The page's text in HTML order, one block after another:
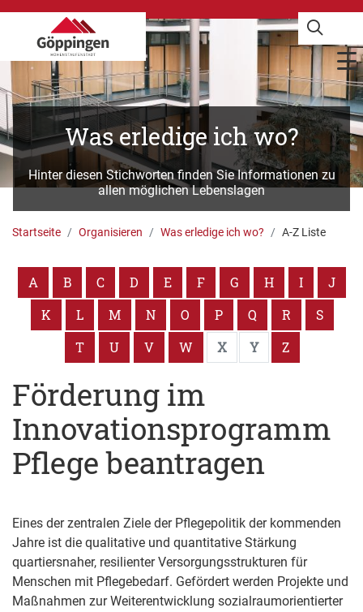
Was erledige ich wo?
Hinter diesen Stichworten finden Sie Informationen zu
allen möglichen Lebenslagen
Startseite Organisieren Was erledige ich wo? A-Z Liste
A B C D E F G H I
J
K
L M N O P Q R
S
T
U V W X Y Z
Förderung im
Innovationsprogramm
Pflege beantragen
Eines der zentralen Ziele der Pflegepolitik der kommenden
Jahre ist die qualitative und quantitative Stärkung
quartiersnaher, resilienter Versorgungsstrukturen für
Menschen mit Pflegebedarf. Gefördert werden Projekte und
Maßnahmen zur Weiterentwicklung sozialraumorientierter